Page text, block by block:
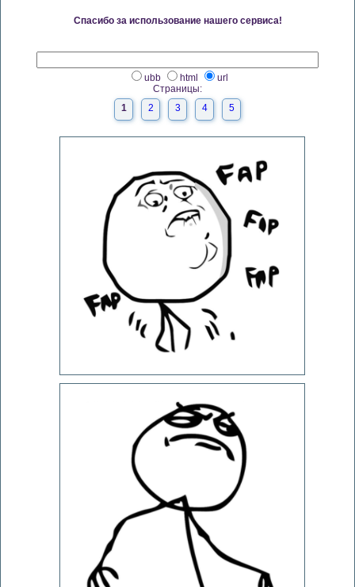
Спасибо за использование нашего сервиса!
ubb html
url
Страницы:
1
2 3 4 5